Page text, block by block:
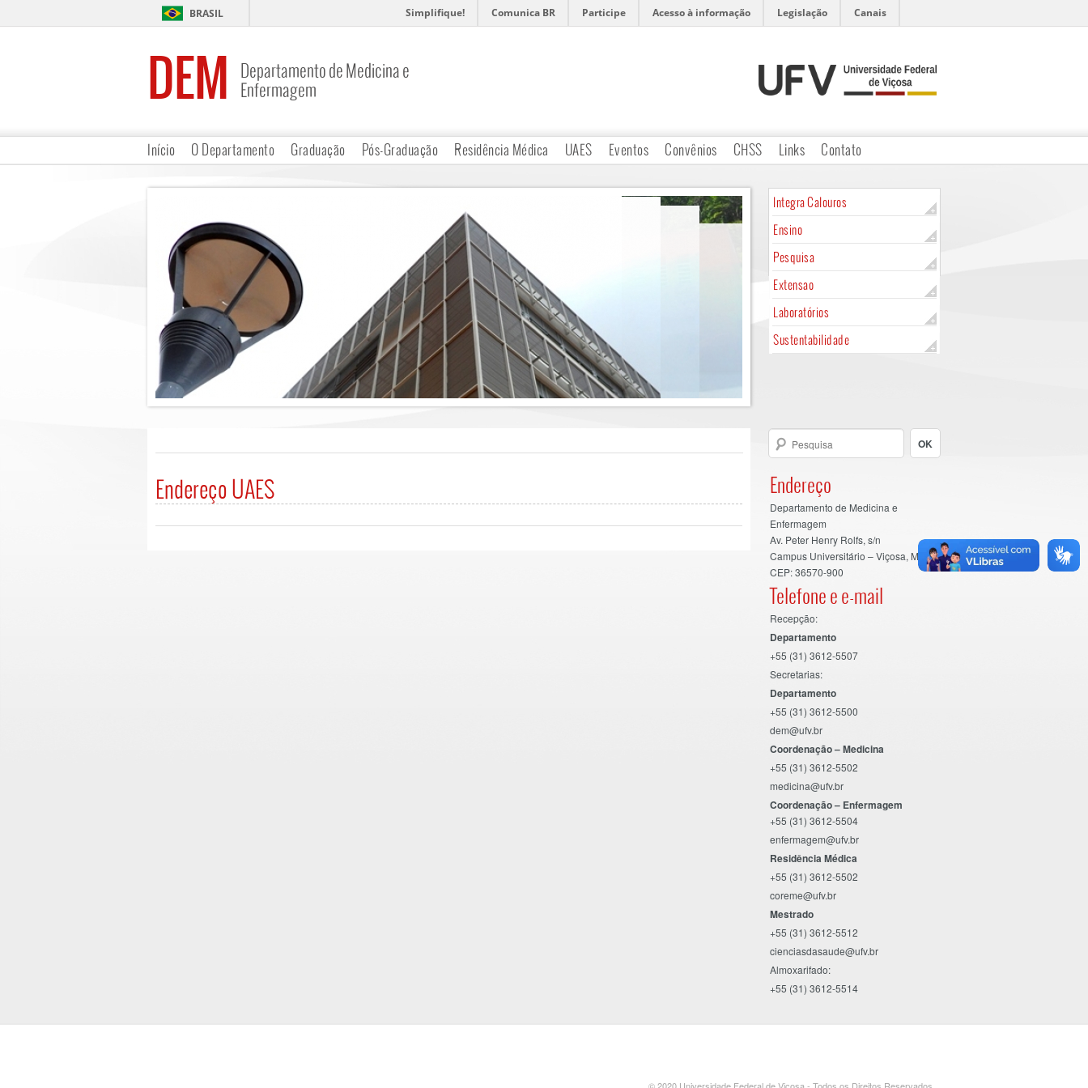
BRASIL Simplifique! Comunica BR Participe Acesso à informação Legislação Canais
DEM
Departamento de Medicina e
Enfermagem
Início O Departamento Graduação Pós-Graduação Residência Médica UAES Eventos Convênios CHSS Links Contato
Integra Calouros
Ensino
Pesquisa
Extensao
Laboratórios
Sustentabilidade
Endereço
Departamento de Medicina e
Enfermagem
Av. Peter Henry Rolfs, s/n
Campus Universitário – Viçosa, MG
CEP: 36570-900
Telefone e e-mail
Recepção:
Departamento
+55 (31) 3612-5507
Secretarias:
Departamento
+55 (31) 3612-5500
dem@ufv.br
Coordenação – Medicina
+55 (31) 3612-5502
medicina@ufv.br
Coordenação – Enfermagem
+55 (31) 3612-5504
enfermagem@ufv.br
Residência Médica
+55 (31) 3612-5502
coreme@ufv.br
Mestrado
+55 (31) 3612-5512
cienciasdasaude@ufv.br
Almoxarifado:
+55 (31) 3612-5514
Endereço UAES